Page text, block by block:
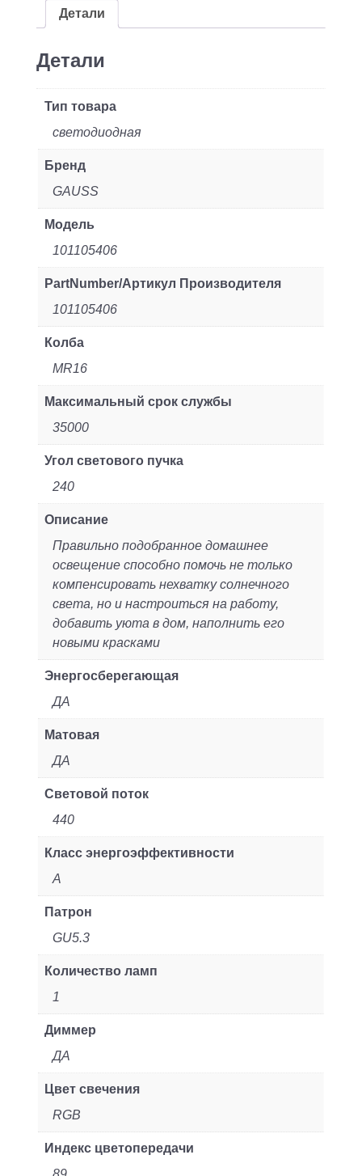
софит
175B
св.свеч.RGB
(упак.:1шт)
Детали
Детали
Тип товара
светодиодная
Бренд
GAUSS
Модель
101105406
PartNumber/Артикул Производителя
101105406
Колба
MR16
Максимальный срок службы
35000
Угол светового пучка
240
Описание
Правильно подобранное домашнее
освещение способно помочь не только
компенсировать нехватку солнечного
света, но и настроиться на работу,
добавить уюта в дом, наполнить его
новыми красками
Энергосберегающая
ДА
Матовая
ДА
Световой поток
440
Класс энергоэффективности
A
Патрон
GU5.3
Количество ламп
1
Диммер
ДА
Цвет свечения
RGB
Индекс цветопередачи